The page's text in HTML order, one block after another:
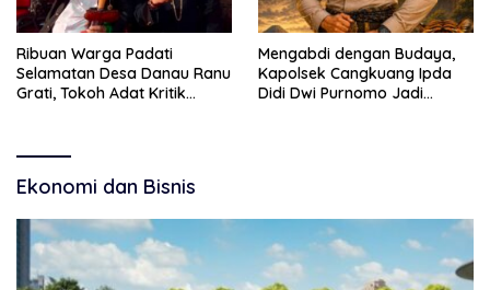
Ribuan Warga Padati
Selamatan Desa Danau Ranu
Grati, Tokoh Adat Kritik
Mengabdi dengan Budaya,
Kapolsek Cangkuang Ipda
Didi Dwi Purnomo Jadi
Ekonomi dan Bisnis